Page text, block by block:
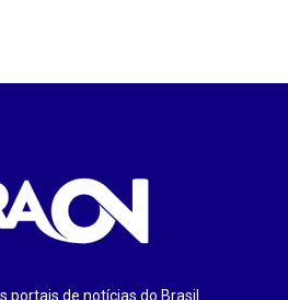
portais de notícias do Brasil